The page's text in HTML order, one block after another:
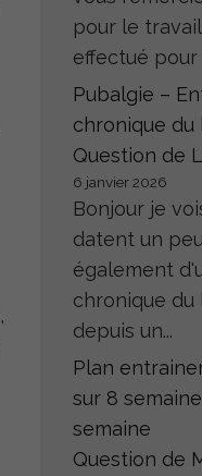
pour le
effectué pour
Pubalgie –
chronique du
Question de
6 janvier 2026
Bonjour je
datent un
également
chronique du
depuis un...
Plan
sur 8
semaine
Question de